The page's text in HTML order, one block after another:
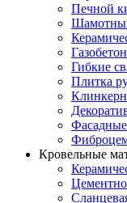
Печной
Гибкие
Плитка
Кровельные